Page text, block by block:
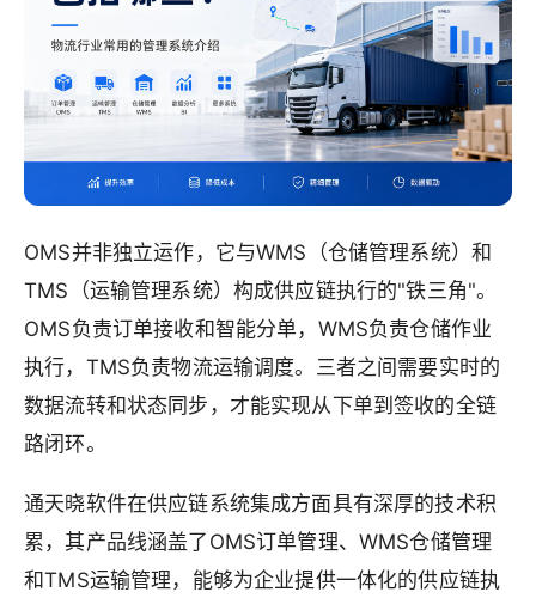
OMS并非独立运作，它与WMS（仓储管理系统）和
TMS（运输管理系统）构成供应链执行的"铁三角"。
OMS负责订单接收和智能分单，WMS负责仓储作业
执行，TMS负责物流运输调度。三者之间需要实时的
数据流转和状态同步，才能实现从下单到签收的全链
路闭环。
通天晓软件在供应链系统集成方面具有深厚的技术积
累，其产品线涵盖了OMS订单管理、WMS仓储管理
和TMS运输管理，能够为企业提供一体化的供应链执